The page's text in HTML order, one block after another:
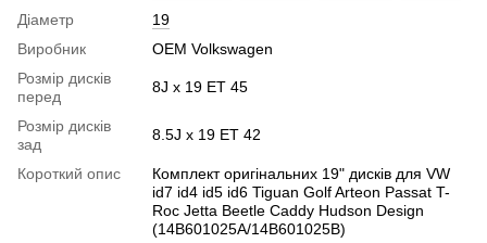
Діаметр
19
Виробник
OEM Volkswagen
Розмір дисків
перед
8J x 19 ET 45
Розмір дисків
зад
8.5J x 19 ET 42
Короткий опис
Комплект оригінальних 19" дисків для VW
id7 id4 id5 id6 Tiguan Golf Arteon Passat T-
Roc Jetta Beetle Caddy Hudson Design
(14B601025A/14B601025B)